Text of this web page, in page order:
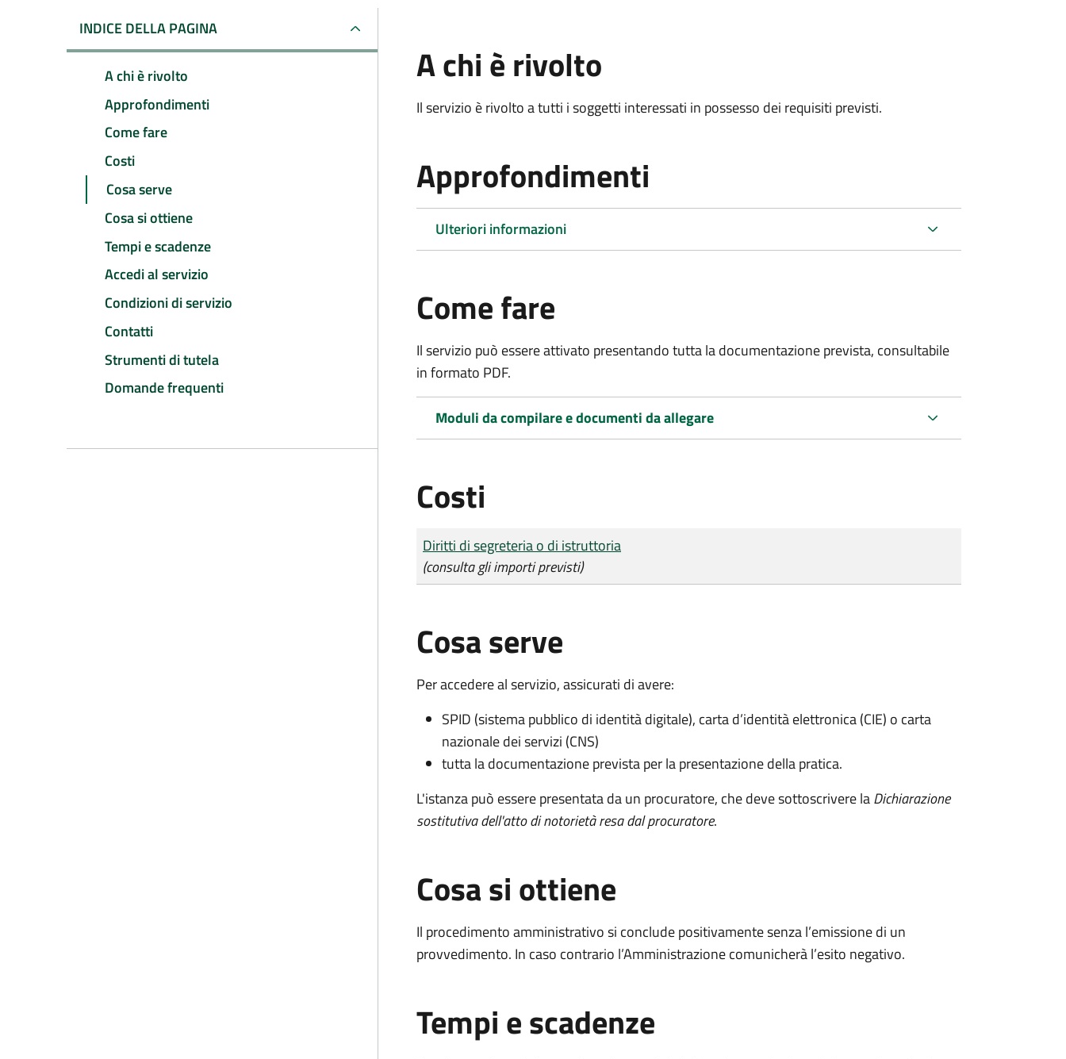
INDICE DELLA PAGINA
A chi è rivolto
Approfondimenti
Come fare
Costi
Cosa serve
Cosa si ottiene
Tempi e scadenze
Accedi al servizio
Condizioni di servizio
Contatti
Strumenti di tutela
Domande frequenti
A chi è rivolto
Il servizio è rivolto a tutti i soggetti interessati in possesso dei requisiti previsti.
Approfondimenti
Ulteriori informazioni
Come fare
Il servizio può essere attivato presentando tutta la documentazione prevista, consultabile
in formato PDF.
Moduli da compilare e documenti da allegare
Costi
Tipo di pagamento
Importo
Diritti di segreteria o di istruttoria
(consulta gli importi previsti)
Cosa serve
Per accedere al servizio, assicurati di avere:
SPID (sistema pubblico di identità digitale), carta d’identità elettronica (CIE) o carta
nazionale dei servizi (CNS)
tutta la documentazione prevista per la presentazione della pratica.
L'istanza può essere presentata da un procuratore, che deve sottoscrivere laDichiarazione
sostitutiva dell'atto di notorietà resa dal procuratore.
Cosa si ottiene
Il procedimento amministrativo si conclude positivamente senza l’emissione di un
provvedimento. In caso contrario l’Amministrazione comunicherà l’esito negativo.
Tempi e scadenze